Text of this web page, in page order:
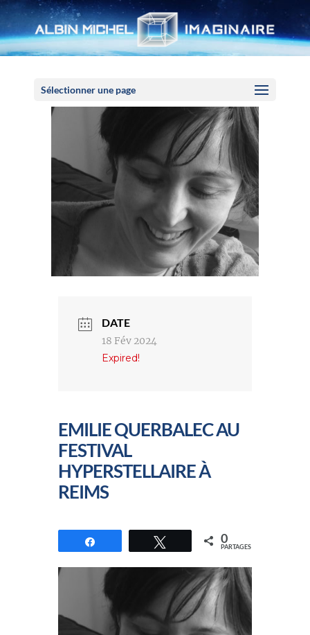
Sélectionner une page
DATE
18 Fév 2024
Expired!
EMILIE QUERBALEC AU
FESTIVAL
HYPERSTELLAIRE À
REIMS
Tweetez 0
PARTAGES
Panneau de gestion des cookies